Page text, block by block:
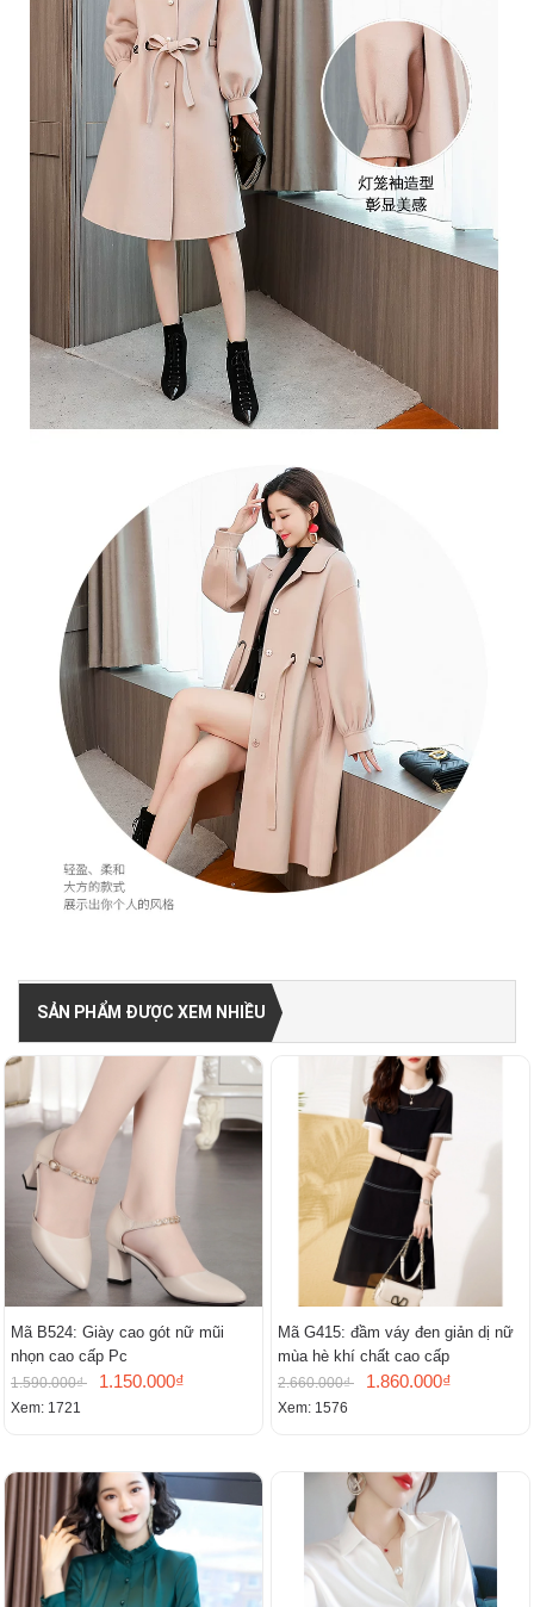
SẢN PHẨM ĐƯỢC XEM NHIỀU
Mã B524: Giày cao gót nữ mũi
nhọn cao cấp Pc
1.590.000₫ 1.150.000₫
Xem: 1721
Mã G415: đầm váy đen giản dị nữ
mùa hè khí chất cao cấp
2.660.000₫ 1.860.000₫
Xem: 1576